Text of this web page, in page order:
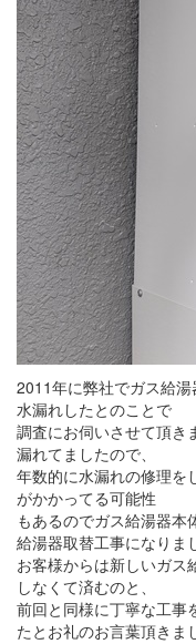
2011年に弊社でガス給
水漏れしたとのことで
調査にお伺いさせて頂き
漏れてましたので、
年数的に水漏れの修理を
がかかってる可能性
もあるのでガス給湯器本
給湯器取替工事になりま
お客様からは新しいガス
しなくて済むのと、
前回と同様に丁寧な工事
たとお礼のお言葉頂きま